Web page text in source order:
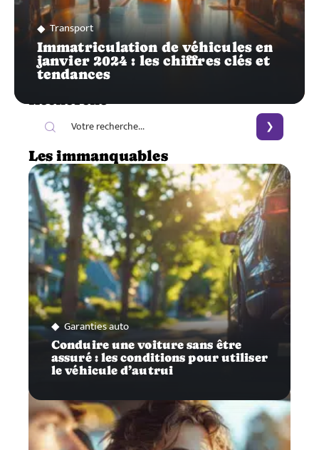
Transport
Immatriculation de véhicules en
janvier 2024 : les chiffres clés et
tendances
Recherche
Les immanquables
Garanties auto
Conduire une voiture sans être
assuré : les conditions pour utiliser
le véhicule d’autrui